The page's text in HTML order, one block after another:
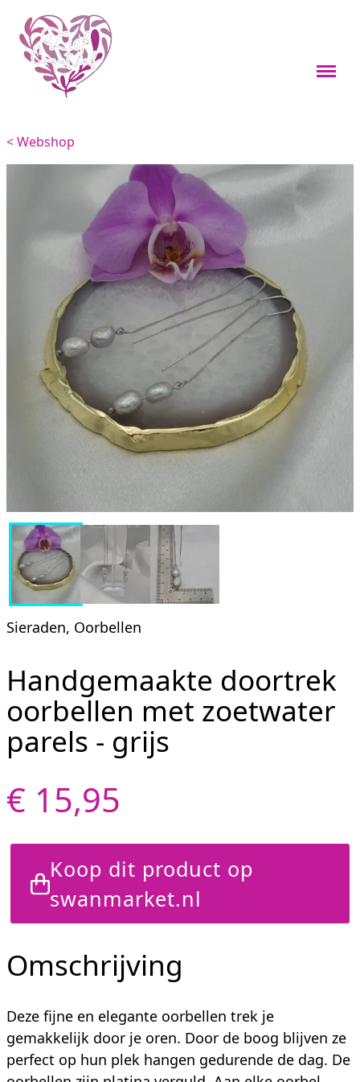
Webshop
Boekenleggers
Custom items
Kleine cadeaus
Viervoeters
Woondecoratie
Overig
Feestdagen thema's
Over mij
Materialen en onderhoud
Contact
< Webshop
Sieraden, Oorbellen
Handgemaakte doortrek
oorbellen met zoetwater
parels - grijs
€ 15,95
Koop dit product op
swanmarket.nl
Omschrijving
Deze fijne en elegante oorbellen trek je
gemakkelijk door je oren. Door de boog blijven ze
perfect op hun plek hangen gedurende de dag. De